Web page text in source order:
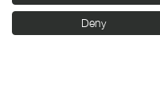
Con el apoyo de:
Deny